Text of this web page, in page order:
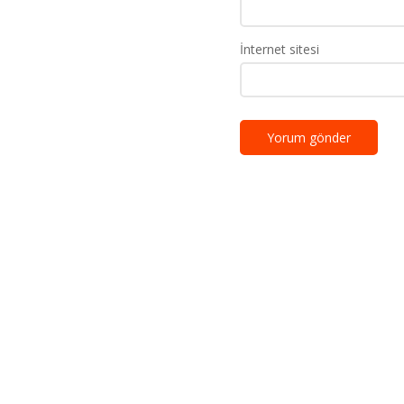
İnternet sitesi